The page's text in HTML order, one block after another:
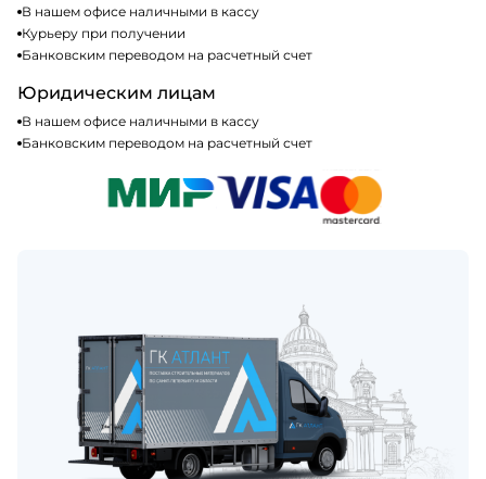
В нашем офисе наличными в кассу
Курьеру при получении
Банковским переводом на расчетный счет
Юридическим лицам
В нашем офисе наличными в кассу
Банковским переводом на расчетный счет